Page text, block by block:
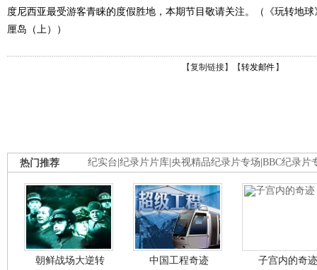
度尼西亚最受游客青睐的度假胜地，本期节目敬请关注。（《玩转地
厘岛（上））
【复制链接】【转发邮件 】
纪实台 纪录片片库 央视精品纪录片专场 BBC纪录片
热门推荐
朝鲜战场大逆转 中国工程奇迹 子宫内的奇迹